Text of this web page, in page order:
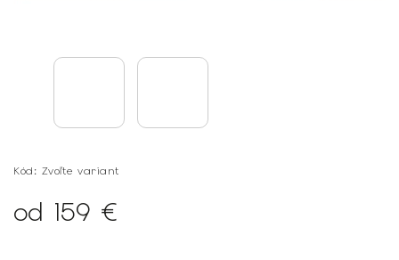
Kód: Zvoľte variant
od 159 €